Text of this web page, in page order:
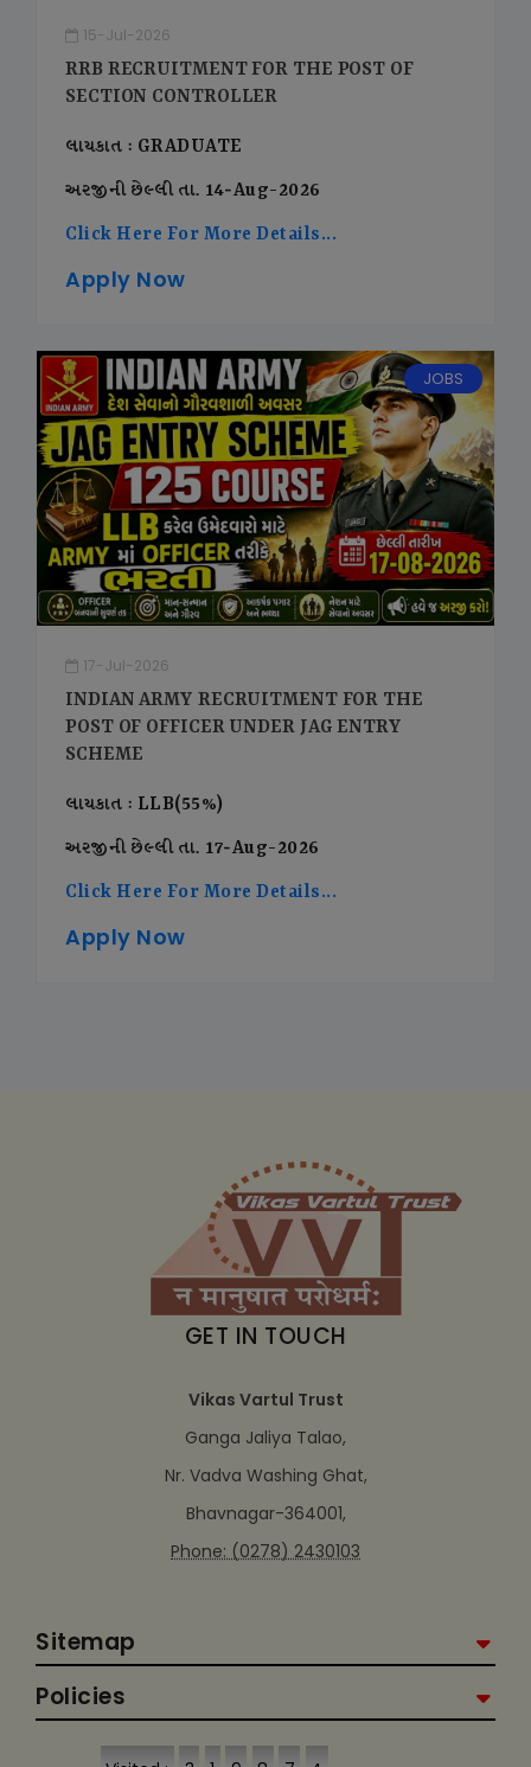
15-Jul-2026
RRB RECRUITMENT FOR THE POST OF
SECTION CONTROLLER
લાયકાત : GRADUATE
અરજીની છેલ્લી તા. 14-Aug-2026
Click Here For More Details...
Apply Now
JOBS
17-Jul-2026
INDIAN ARMY RECRUITMENT FOR THE
POST OF OFFICER UNDER JAG ENTRY
SCHEME
લાયકાત : LLB(55%)
અરજીની છેલ્લી તા. 17-Aug-2026
Click Here For More Details...
Apply Now
GET IN TOUCH
Vikas Vartul Trust
Ganga Jaliya Talao,
Nr. Vadva Washing Ghat,
Bhavnagar-364001,
Phone: (0278) 2430103
Sitemap
Policies